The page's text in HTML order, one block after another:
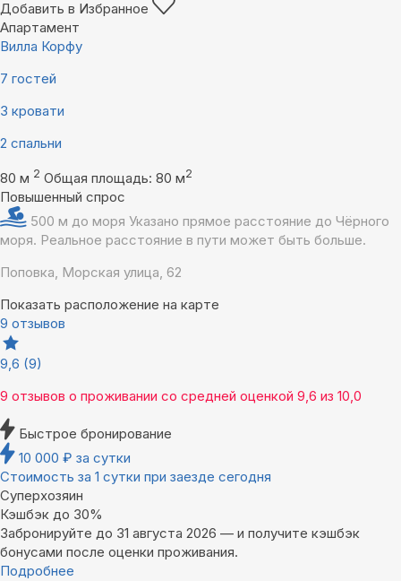
Добавить в Избранное
Апартамент
Вилла Корфу
7 гостей
3 кровати
2 спальни
80 м 2 Общая площадь: 80 м2
Повышенный спрос
500 м до моря Указано прямое расстояние до Чёрного
моря. Реальное расстояние в пути может быть больше.
Поповка, Морская улица, 62
Показать расположение на карте
9 отзывов
9,6 (9)
9 отзывов о проживании со средней оценкой 9,6 из 10,0
Быстрое бронирование
10 000 ₽ за сутки
Стоимость за 1 сутки при заезде сегодня
Суперхозяин
Кэшбэк до 30%
Забронируйте до 31 августа 2026 — и получите кэшбэк
бонусами после оценки проживания.
Подробнее